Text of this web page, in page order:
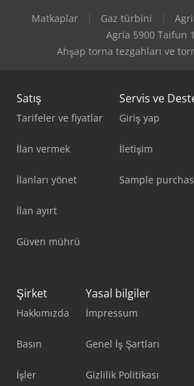
Matkaplar Gaz türbini
Agria 5900 Taifun
Ahşap torna tezgahları ve
Satış
Tarifeler ve fiyatlar
İlan vermek
İlanları yönet
İlan ayırt
Güven mührü
Servis ve
Giriş yap
İletişim
Sample
Şirket
Hakkımızda
Basın
İşler
Yasal bilgiler
İmpressum
Genel İş Şartları
Gizlilik Politikası